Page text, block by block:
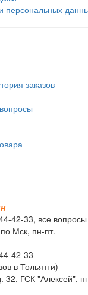
персональных
заказов
н
42-33, все вопросы
Мск, пн-пт.
42-33
в Тольятти)
32, ГСК "Алексей",